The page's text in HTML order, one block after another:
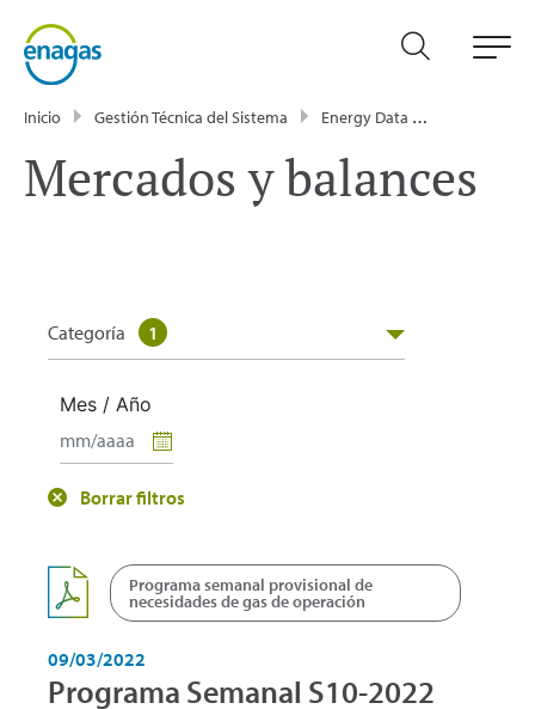
Inicio Gestión Técnica del Sistema Energy Data
Mercados y balances
Categoría 1
Mes / Año
Borrar filtros
Programa semanal provisional de
necesidades de gas de operación
09/03/2022
Programa Semanal S10-2022